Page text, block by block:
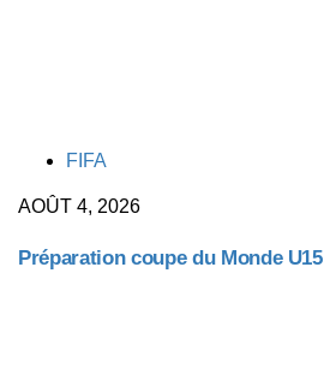
TAGSFIFA
AOÛT 4, 2026
Préparation coupe du Monde U15